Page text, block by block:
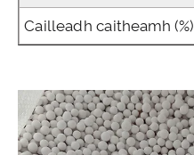
Cailleadh caitheamh (%)